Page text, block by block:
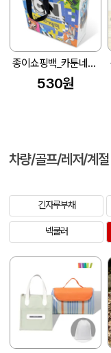
종이쇼핑백_카툰네트워크 (280x100x300mm)
530원
차량/골프/레저/계절
긴자루부채
넥쿨러